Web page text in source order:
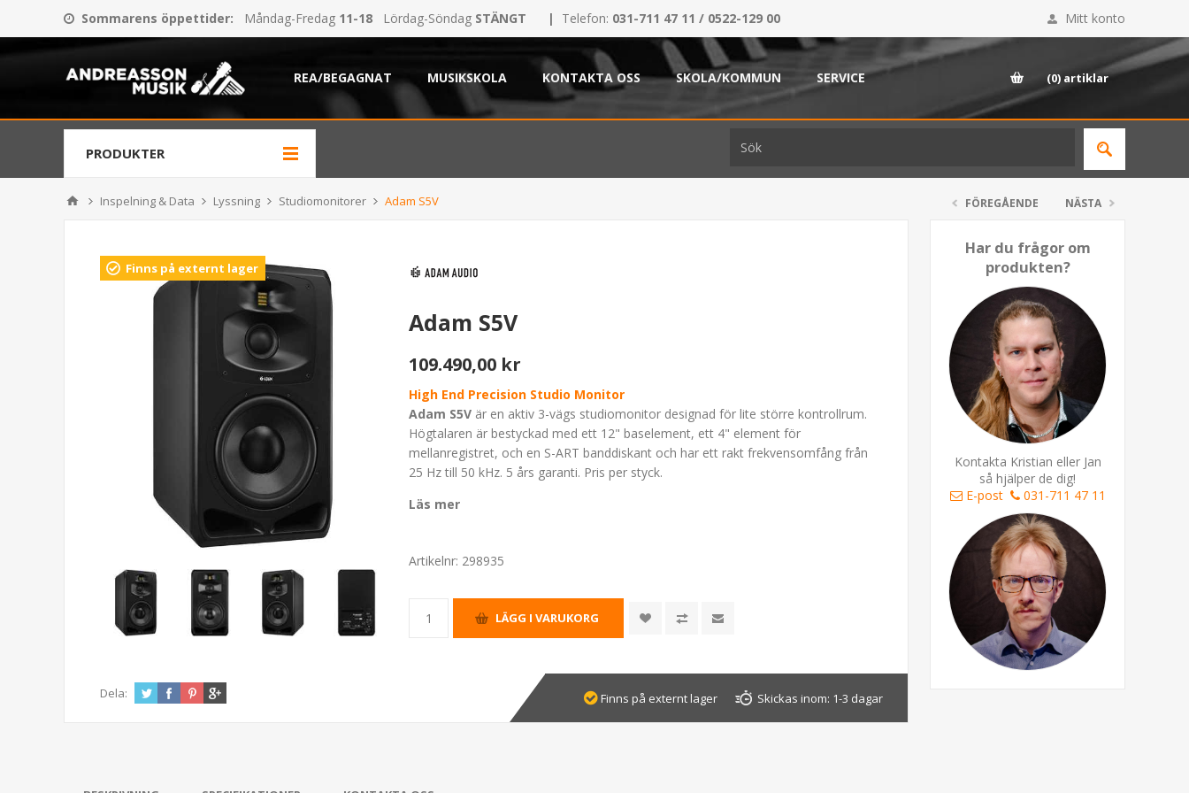
Sommarens öppettider: Måndag-Fredag 11-18 Lördag-Söndag STÄNGT | Telefon: 031-711 47 11 / 0522-129 00 Mitt konto
REA/BEGAGNAT MUSIKSKOLA KONTAKTA OSS SKOLA/KOMMUN SERVICE (0) artiklar
PRODUKTER
Inspelning & Data Lyssning Studiomonitorer Adam S5V FÖREGÅENDE NÄSTA
Har du frågor om
produkten?
Kontakta Kristian eller Jan
så hjälper de dig!
E-post
031-711 47 11
Finns på externt lager
Adam S5V
109.490,00 kr
High End Precision Studio Monitor
Adam S5V är en aktiv 3-vägs studiomonitor designad för lite större kontrollrum.
Högtalaren är bestyckad med ett 12" baselement, ett 4" element för
mellanregistret, och en S-ART banddiskant och har ett rakt frekvensomfång från
25 Hz till 50 kHz. 5 års garanti. Pris per styck.
Läs mer
Artikelnr: 298935
Dela: Finns på externt lager Skickas inom: 1-3 dagar